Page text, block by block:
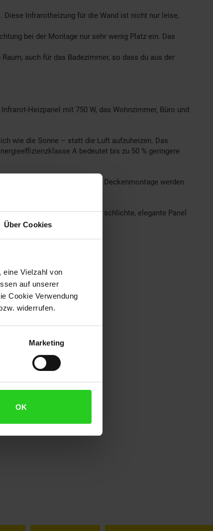
Über Cookies
eine Vielzahl von
auf unserer
Cookie Verwendung
widerrufen.
Marketing
OK
Infrarotheizung für die Wand ist nicht nur leise,
bei der Montage nur sehr wenig Platz ein. Das
auch für das Badezimmer, so dass du aus der
Heizpanel mit 750 W, das Wohnzimmer, Büro und
wie die Sonne – statt die Luft aufzuheizen. Das
A bedeutet bis zu 50 % geringere
Zur Wandmontage oder Deckenmontage werden
keine Luftbewegung. Das schlichte, elegante Panel
Renovierung.